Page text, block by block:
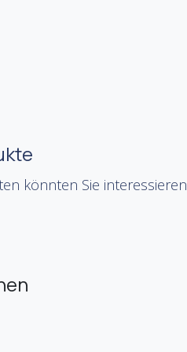
könnten Sie interessieren